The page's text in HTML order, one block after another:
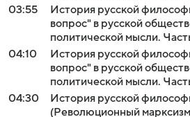
03:55
История русской
вопрос" в русской
политической мысли.
04:10
История русской
вопрос" в русской
политической мысли.
04:30
История русской
(Революционный